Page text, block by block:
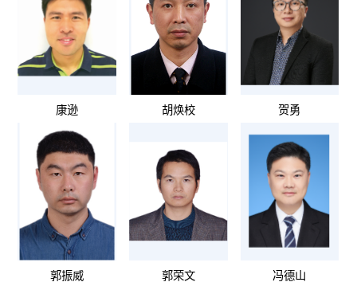
康逊 胡焕校 贺勇
郭振威 郭荣文 冯德山